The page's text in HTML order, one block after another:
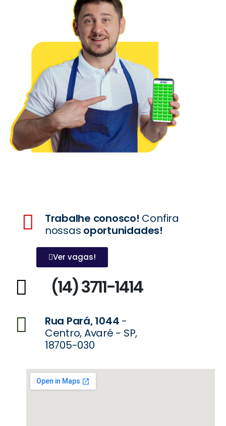
Trabalhe conosco! Confira
nossas oportunidades!
Ver vagas!
(14) 3711-1414
Rua Pará, 1044 -
Centro, Avaré - SP,
18705-030